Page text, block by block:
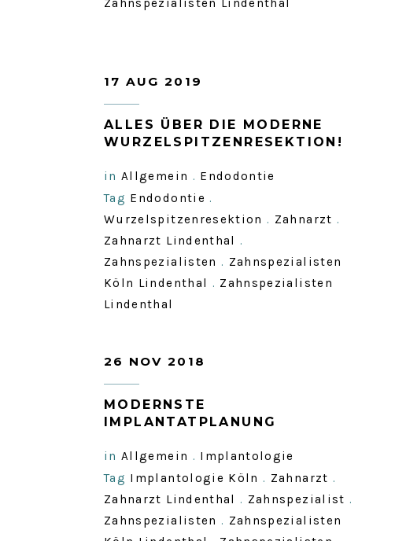
Zahnspezialisten Lindenthal
17 AUG 2019
ALLES ÜBER DIE MODERNE
WURZELSPITZENRESEKTION!
in Allgemein . Endodontie
Tag Endodontie .
Wurzelspitzenresektion . Zahnarzt .
Zahnarzt Lindenthal .
Zahnspezialisten . Zahnspezialisten
Köln Lindenthal . Zahnspezialisten
Lindenthal
26 NOV 2018
MODERNSTE
IMPLANTATPLANUNG
in Allgemein . Implantologie
Tag Implantologie Köln . Zahnarzt .
Zahnarzt Lindenthal . Zahnspezialist .
Zahnspezialisten . Zahnspezialisten